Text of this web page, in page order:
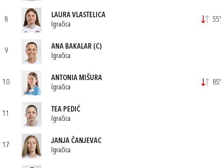
8
LAURA VLASTELICA
Igračica
55'
9
ANA BAKALAR (C)
Igračica
10
ANTONIA MIŠURA
Igračica
85'
11
TEA PEDIĆ
Igračica
17
JANJA ČANJEVAC
Igračica